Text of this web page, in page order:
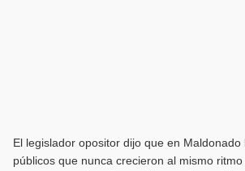
El legislador opositor dijo que en Maldonado
públicos que nunca crecieron al mismo